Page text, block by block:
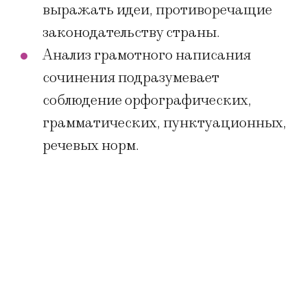
выражать идеи, противоречащие
законодательству страны.
Анализ грамотного написания
сочинения подразумевает
соблюдение орфографических,
грамматических, пунктуационных,
речевых норм.